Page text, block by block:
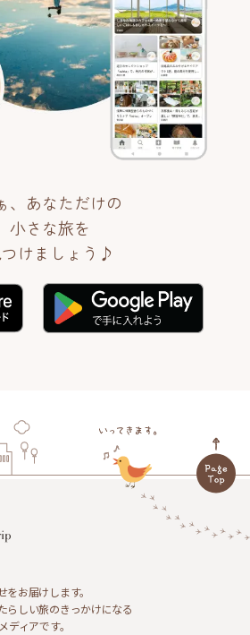
、あなただけの
小さな旅を
つけましょう♪
お届けします。
らしい旅のきっかけになる
ディアです。